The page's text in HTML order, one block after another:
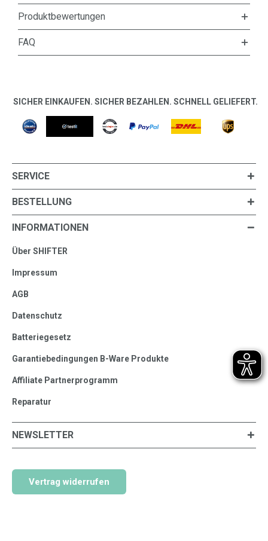
Produktbewertungen
FAQ
SICHER EINKAUFEN. SICHER BEZAHLEN. SCHNELL GELIEFERT.
SERVICE
BESTELLUNG
INFORMATIONEN
Über SHIFTER
Impressum
AGB
Datenschutz
Batteriegesetz
Garantiebedingungen B-Ware Produkte
Affiliate Partnerprogramm
Reparatur
NEWSLETTER
Vertrag widerrufen